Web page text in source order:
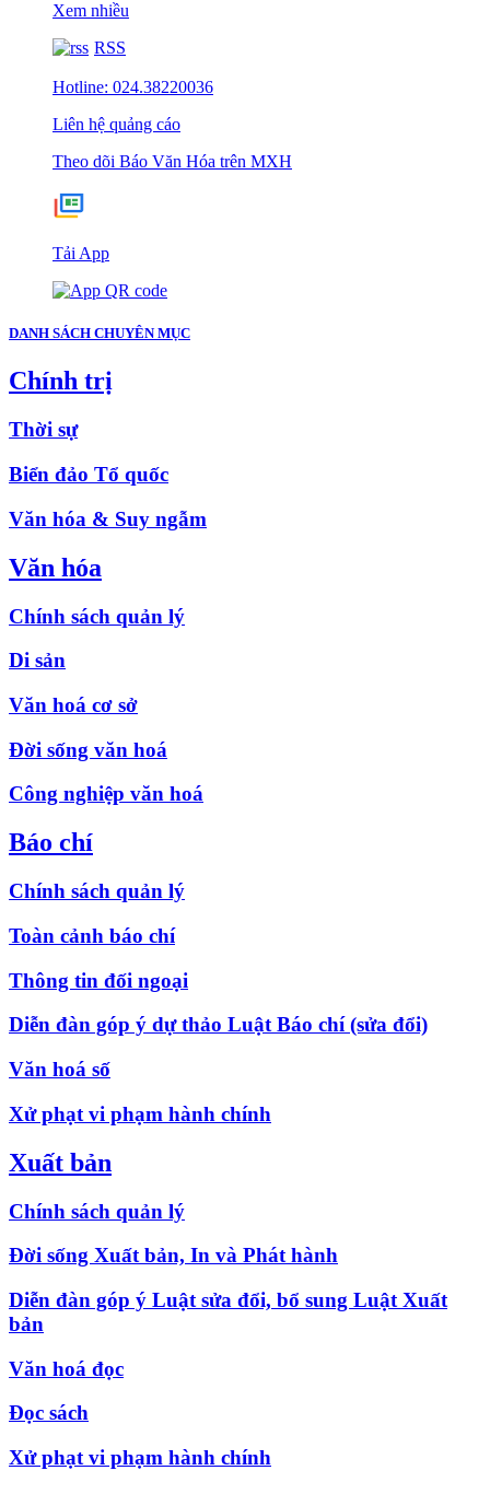
Xem nhiều
RSS
Hotline: 024.38220036
Liên hệ quảng cáo
Theo dõi Báo Văn Hóa trên MXH
Tải App
DANH SÁCH CHUYÊN MỤC
Chính trị
Thời sự
Biển đảo Tổ quốc
Văn hóa & Suy ngẫm
Văn hóa
Chính sách quản lý
Di sản
Văn hoá cơ sở
Đời sống văn hoá
Công nghiệp văn hoá
Báo chí
Chính sách quản lý
Toàn cảnh báo chí
Thông tin đối ngoại
Diễn đàn góp ý dự thảo Luật Báo chí (sửa đổi)
Văn hoá số
Xử phạt vi phạm hành chính
Xuất bản
Chính sách quản lý
Đời sống Xuất bản, In và Phát hành
Diễn đàn góp ý Luật sửa đổi, bổ sung Luật Xuất
bản
Văn hoá đọc
Đọc sách
Xử phạt vi phạm hành chính